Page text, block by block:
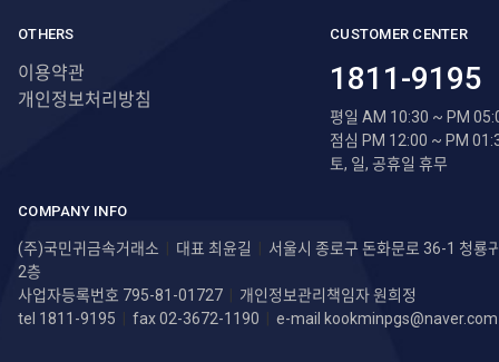
OTHERS
이용약관
개인정보처리방침
CUSTOMER CENTER
1811-9195
평일 AM 10:30 ~ PM
점심 PM 12:00 ~ PM
토, 일, 공휴일 휴무
COMPANY INFO
(주)국민귀금속거래소 | 대표 최윤길 | 서울시 종로구 돈화문로 36-1 청룡
2층
사업자등록번호 795-81-01727 | 개인정보관리책임자 원희정
tel 1811-9195 | fax 02-3672-1190 | e-mail kookminpgs@naver.com